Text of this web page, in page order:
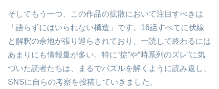
そしてもう一つ、この作品の拡散において注目すべきは
「語らずにはいられない構造」です。16話すべてに伏線
と解釈の余地が張り巡らされており、一読して終わるには
あまりにも情報量が多い。特に“掟”や“時系列のズレ”に気
づいた読者たちは、まるでパズルを解くように読み返し、
SNSに自らの考察を投稿していきました。